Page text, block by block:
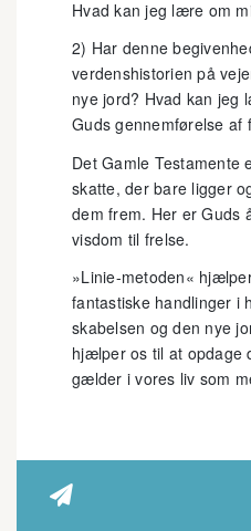
Hvad kan jeg lære om
2) Har denne
verdenshistorien på
nye jord? Hvad kan jeg
Guds gennemførelse af
Det Gamle Testamente
skatte, der bare ligger
dem frem. Her er Guds
visdom til frelse.
»Linie-metoden«
fantastiske handlinger i
skabelsen og den nye
hjælper os til at opdage
gælder i vores liv som
